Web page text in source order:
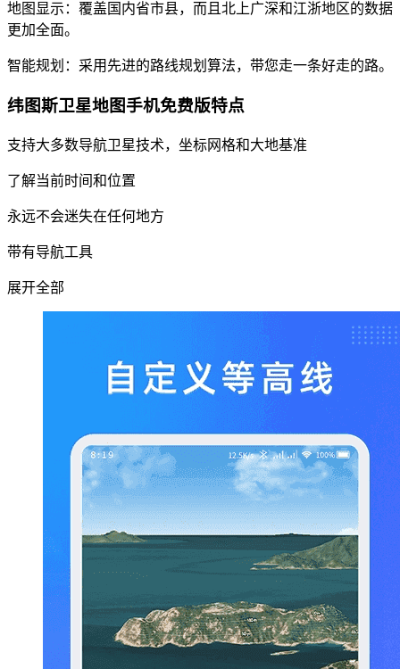
地图显示：覆盖国内省市县，而且北上广深和江浙地区的数据
更加全面。
智能规划：采用先进的路线规划算法，带您走一条好走的路。
纬图斯卫星地图手机免费版特点
支持大多数导航卫星技术，坐标网格和大地基准
了解当前时间和位置
永远不会迷失在任何地方
带有导航工具
展开全部